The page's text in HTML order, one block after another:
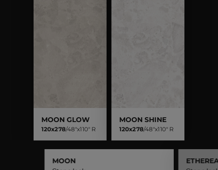
MOON GLOW
120x278/48"x110" R
MOON SHINE
120x278/48"x110" R
MOON